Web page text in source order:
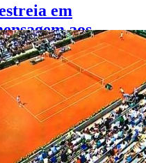
em
aos
aérea